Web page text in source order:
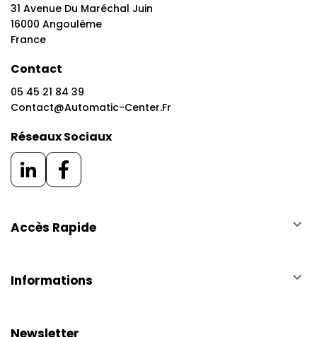
31 Avenue Du Maréchal Juin
16000 Angoulême
France
Contact
05 45 21 84 39
Contact@automatic-Center.fr
Réseaux Sociaux
Accès Rapide keyboard_arrow_down
Informations keyboard_arrow_down
Newsletter